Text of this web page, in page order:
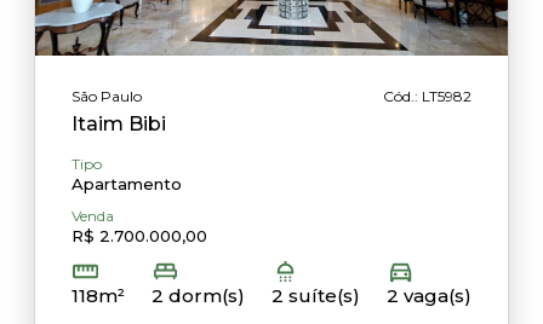
São Paulo Cód.: LT5982
Itaim Bibi
Tipo
Apartamento
Venda
R$ 2.700.000,00
118m² 2 dorm(s) 2 suíte(s) 2 vaga(s)